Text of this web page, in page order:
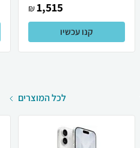
1,515
₪
קנו עכשיו
לכל המוצרים